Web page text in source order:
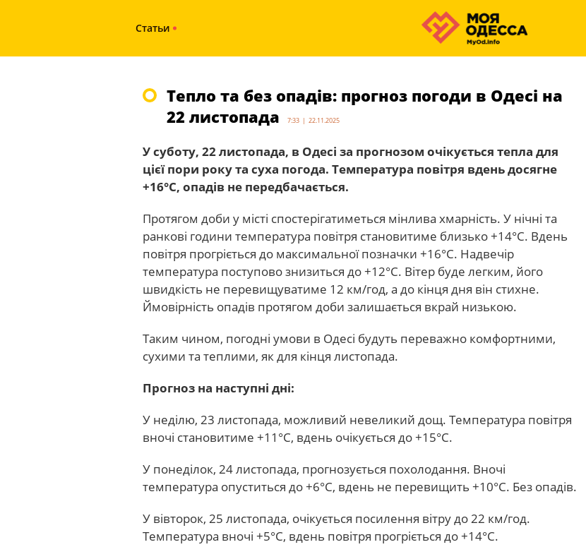
Статьи
Тепло та без опадів: прогноз погоди в Одесі на
22 листопада
7:33 | 22.11.2025
У суботу, 22 листопада, в Одесі за прогнозом очікується тепла для
цієї пори року та суха погода. Температура повітря вдень досягне
+16°С, опадів не передбачається.
Протягом доби у місті спостерігатиметься мінлива хмарність. У нічні та
ранкові години температура повітря становитиме близько +14°С. Вдень
повітря прогріється до максимальної позначки +16°С. Надвечір
температура поступово знизиться до +12°С. Вітер буде легким, його
швидкість не перевищуватиме 12 км/год, а до кінця дня він стихне.
Ймовірність опадів протягом доби залишається вкрай низькою.
Таким чином, погодні умови в Одесі будуть переважно комфортними,
сухими та теплими, як для кінця листопада.
Прогноз на наступні дні:
У неділю, 23 листопада, можливий невеликий дощ. Температура повітря
вночі становитиме +11°С, вдень очікується до +15°С.
У понеділок, 24 листопада, прогнозується похолодання. Вночі
температура опуститься до +6°С, вдень не перевищить +10°С. Без опадів.
У вівторок, 25 листопада, очікується посилення вітру до 22 км/год.
Температура вночі +5°С, вдень повітря прогріється до +14°С.